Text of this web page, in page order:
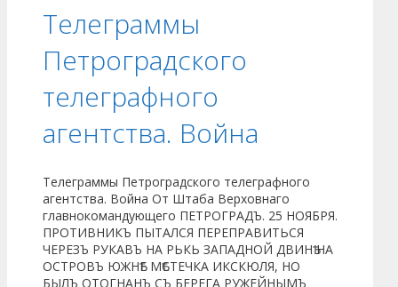
Телеграммы
Петроградского
телеграфного
агентства. Война
Телеграммы Петроградского телеграфного
агентства. Война От Штаба Верховнаго
главнокомандующего ПЕТРОГРАДЪ. 25 НОЯБРЯ.
ПРОТИВНИКЪ ПЫТАЛСЯ ПЕРЕПРАВИТЬСЯ
ЧЕРЕЗЪ РУКАВЪ НА РЬКЬ ЗАПАДНОЙ ДВИНѢ НА
ОСТРОВЪ ЮЖНѢЕ МѢСТЕЧКА ИКСКЮЛЯ, НО
БЫЛЪ ОТОГНАНЪ СЪ БЕРЕГА РУЖЕЙНЫМЪ